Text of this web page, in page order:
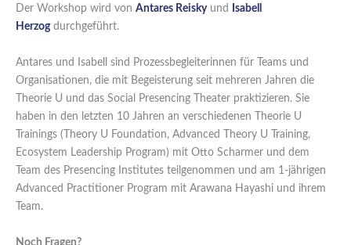
Der Workshop wird von Antares Reisky und
Isabell
Herzogdurchgeführt.
Antares und Isabell sind Prozessbegleiterinnen für Teams und
Organisationen, die mit Begeisterung seit mehreren Jahren die
Theorie U und das Social Presencing Theater praktizieren. Sie
haben in den letzten 10 Jahren an verschiedenen Theorie U
Trainings (Theory U Foundation, Advanced Theory U Training,
Ecosystem Leadership Program) mit Otto Scharmer und dem
Team des Presencing Institutes teilgenommen und am 1-jährigen
Advanced Practitioner Program mit Arawana Hayashi und ihrem
Team.
Noch Fragen?